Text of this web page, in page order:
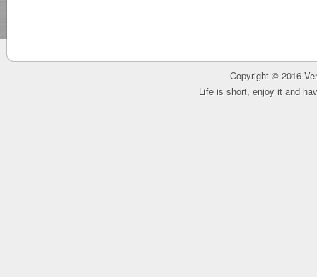
Copyright © 2016
Life is short, enjoy it and